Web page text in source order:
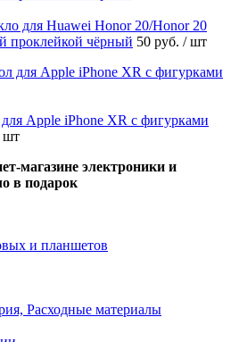
для Huawei Honor 20/Honor 20
проклейкой чёрный 50 руб. / шт
Apple iPhone XR с фигурками
шт
магазине электроники и
в подарок
и планшетов
Расходные материалы